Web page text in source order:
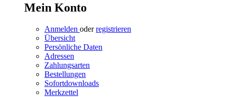
Mein Konto
Anmelden oderregistrieren
Übersicht
Persönliche Daten
Adressen
Zahlungsarten
Bestellungen
Sofortdownloads
Merkzettel